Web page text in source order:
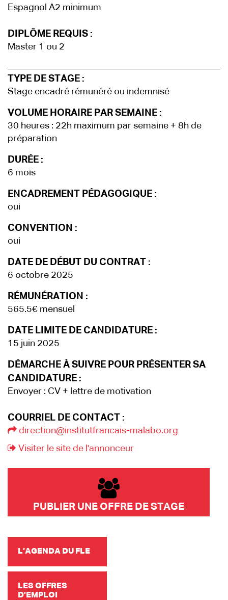
Espagnol A2 minimum
DIPLÔME REQUIS :
Master 1 ou 2
TYPE DE STAGE :
Stage encadré rémunéré ou indemnisé
VOLUME HORAIRE PAR SEMAINE :
30 heures : 22h maximum par semaine + 8h de
préparation
DURÉE :
6 mois
ENCADREMENT PÉDAGOGIQUE :
oui
CONVENTION :
oui
DATE DE DÉBUT DU CONTRAT :
6 octobre 2025
RÉMUNÉRATION :
565.5€ mensuel
DATE LIMITE DE CANDIDATURE :
15 juin 2025
DÉMARCHE À SUIVRE POUR PRÉSENTER SA
CANDIDATURE :
Envoyer : CV + lettre de motivation
COURRIEL DE CONTACT :
direction@institutfrancais-malabo.org
Visiter le site de l'annonceur
PUBLIER UNE OFFRE DE STAGE
L’AGENDA DU FLE
LES OFFRES
D'EMPLOI